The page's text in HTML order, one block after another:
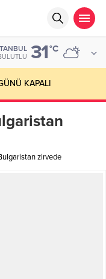
31°C
KAPALI
zirvede